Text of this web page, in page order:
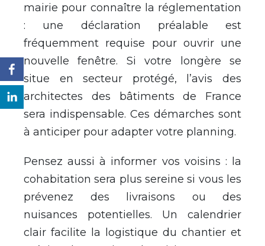
mairie pour connaître la réglementation
: une déclaration préalable est
fréquemment requise pour ouvrir une
nouvelle fenêtre. Si votre longère se
situe en secteur protégé, l’avis des
architectes des bâtiments de France
sera indispensable. Ces démarches sont
à anticiper pour adapter votre planning.
Pensez aussi à informer vos voisins : la
cohabitation sera plus sereine si vous les
prévenez des livraisons ou des
nuisances potentielles. Un calendrier
clair facilite la logistique du chantier et